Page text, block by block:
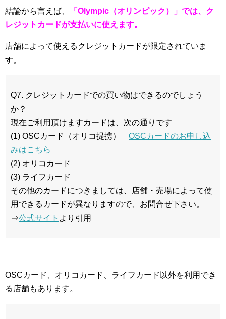
結論から言えば、
「Olympic（オリンピック）」では、ク
レジットカードが支払いに使えます。
店舗によって使えるクレジットカードが限定されていま
す。
Q7. クレジットカードでの買い物はできるのでしょう
か？
現在ご利用頂けますカードは、次の通りです
(1) OSCカード（オリコ提携） OSCカードのお申し込
みはこちら
(2) オリコカード
(3) ライフカード
その他のカードにつきましては、店舗・売場によって使
用できるカードが異なりますので、お問合せ下さい。
⇒公式サイト より引用
OSCカード、オリコカード、ライフカード以外を利用でき
る店舗もあります。